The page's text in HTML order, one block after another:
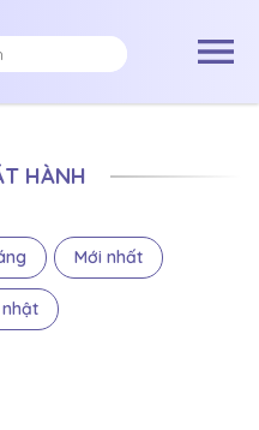
HÀNH
Mới nhất